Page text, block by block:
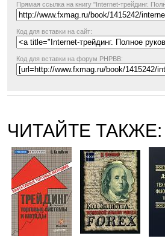
Прямая ссылкана книгу "Internet-трейдинг.
Код для вставки на сайт:
Код для вставки на форум PHPBB:
ЧИТАЙТЕ ТАКЖЕ: